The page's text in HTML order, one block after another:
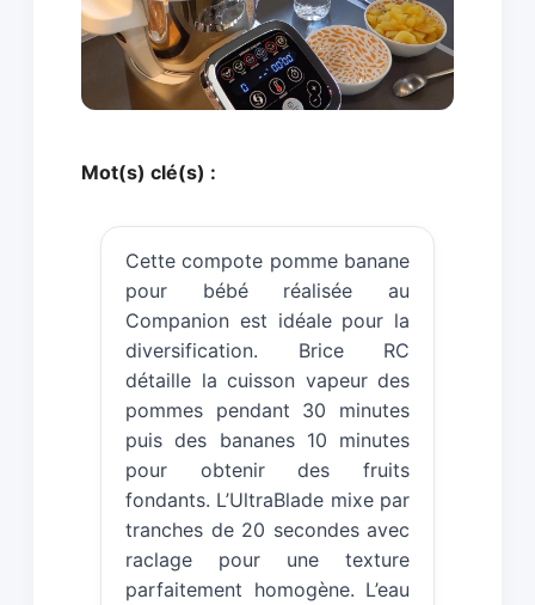
Mot(s) clé(s) :
Cette compote pomme banane
pour bébé réalisée au
Companion est idéale pour la
diversification. Brice RC
détaille la cuisson vapeur des
pommes pendant 30 minutes
puis des bananes 10 minutes
pour obtenir des fruits
fondants. L’UltraBlade mixe par
tranches de 20 secondes avec
raclage pour une texture
parfaitement homogène. L’eau